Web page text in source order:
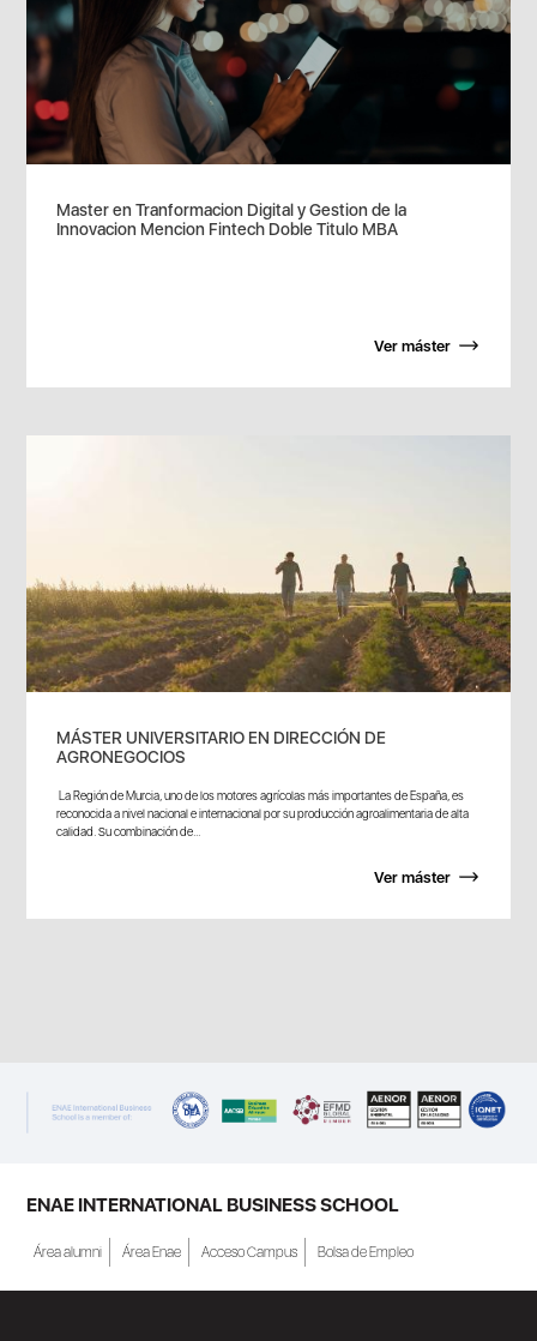
Master en Tranformacion Digital y Gestion de la
Innovacion Mencion Fintech Doble Titulo MBA
Ver máster
MÁSTER UNIVERSITARIO EN DIRECCIÓN DE
AGRONEGOCIOS
La Región de Murcia, uno de los motores agrícolas más importantes de España, es
reconocida a nivel nacional e internacional por su producción agroalimentaria de alta
calidad. Su combinación de...
Ver máster
ENAE INTERNATIONAL BUSINESS SCHOOL
Área alumni Área Enae Acceso Campus Bolsa de Empleo